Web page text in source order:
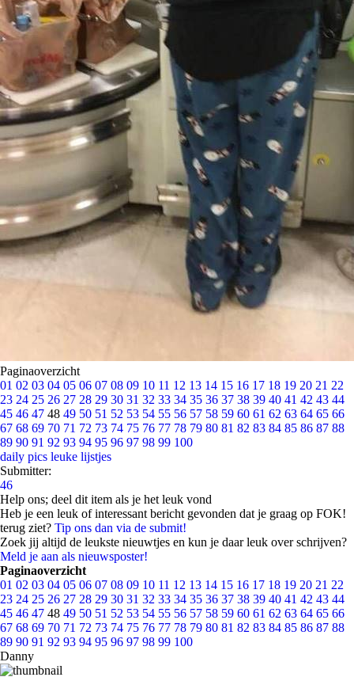
Paginaoverzicht
01 02 03 04 05 06 07 08 09 10 11 12 13 14 15 16 17 18 19 20 21 22
23 24 25 26 27 28 29 30 31 32 33 34 35 36 37 38 39 40 41 42 43 44
45 46 47 48 49 50 51 52 53 54 55 56 57 58 59 60 61 62 63 64 65 66
67 68 69 70 71 72 73 74 75 76 77 78 79 80 81 82 83 84 85 86 87 88
89 90 91 92 93 94 95 96 97 98 99 100
daily pics leuke lijstjes
Submitter:
46
Help ons; deel dit item als je het leuk vond
Heb je een leuk of interessant bericht gevonden dat je graag op FOK!
terug ziet? Tip ons dan via de submit!
Zoek jij altijd de leukste nieuwtjes en kun je daar leuk over schrijven?
Meld je aan als nieuwsposter!
Paginaoverzicht
01 02 03 04 05 06 07 08 09 10 11 12 13 14 15 16 17 18 19 20 21 22
23 24 25 26 27 28 29 30 31 32 33 34 35 36 37 38 39 40 41 42 43 44
45 46 47 48 49 50 51 52 53 54 55 56 57 58 59 60 61 62 63 64 65 66
67 68 69 70 71 72 73 74 75 76 77 78 79 80 81 82 83 84 85 86 87 88
89 90 91 92 93 94 95 96 97 98 99 100
Danny